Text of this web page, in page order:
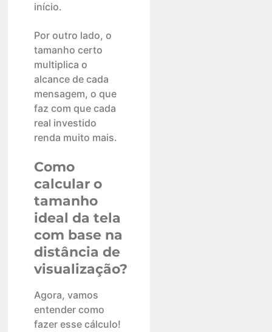
início.
Por outro lado, o
tamanho certo
multiplica o
alcance de cada
mensagem, o que
faz com que cada
real investido
renda muito mais.
Como
calcular o
tamanho
ideal da tela
com base na
distância de
visualização?
Agora, vamos
entender como
fazer esse cálculo!